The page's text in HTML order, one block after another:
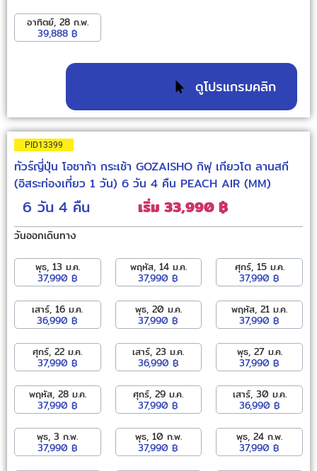
อาทิตย์, 28 ก.พ.
39,888 ฿
ดูโปรแกรมคลิก
PID13399
ทัวร์ญี่ปุ่น โอซาก้า กระเช้า GOZAISHO กิฟุ เกียวโต ลานสกี
(อิสระท่องเที่ยว 1 วัน) 6 วัน 4 คืน PEACH AIR (MM)
6 วัน 4 คืน เริ่ม 33,990 ฿
วันออกเดินทาง
พุธ, 13 ม.ค.
37,990 ฿
พฤหัส, 14 ม.ค.
37,990 ฿
ศุกร์, 15 ม.ค.
37,990 ฿
เสาร์, 16 ม.ค.
36,990 ฿
พุธ, 20 ม.ค.
37,990 ฿
พฤหัส, 21 ม.ค.
37,990 ฿
ศุกร์, 22 ม.ค.
37,990 ฿
เสาร์, 23 ม.ค.
36,990 ฿
พุธ, 27 ม.ค.
37,990 ฿
พฤหัส, 28 ม.ค.
37,990 ฿
ศุกร์, 29 ม.ค.
37,990 ฿
เสาร์, 30 ม.ค.
36,990 ฿
พุธ, 3 ก.พ.
37,990 ฿
พุธ, 10 ก.พ.
37,990 ฿
พุธ, 24 ก.พ.
37,990 ฿